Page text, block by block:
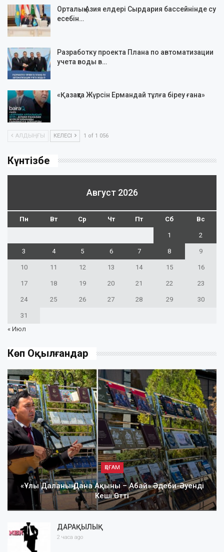
Орталық Азия елдері Сырдария бассейнінде су
есебін…
Разработку проекта Плана по автоматизации
учета воды в…
«Қазақта Жүрсін Ермандай тұлға біреу ғана»
АЛДЫҢҒЫ КЕЛЕСІ 1 of 1 056
Күнтізбе
Август 2026
Пн Вт Ср Чт Пт Сб Вс
1 2
3 4 5 6 7 8 9
10 11 12 13 14 15 16
17 18 19 20 21 22 23
24 25 26 27 28 29 30
31
« Июл
Көп Оқылғандар
ҚОҒАМ
«Ұлы Даланың Дана Ақыны – Абай» Әдеби-Әуенді
Кеші Өтті
ДАРАҚЫЛЫҚ
2 часа ago